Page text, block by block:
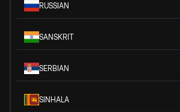
RUSSIAN
SANSKRIT
SERBIAN
SINHALA